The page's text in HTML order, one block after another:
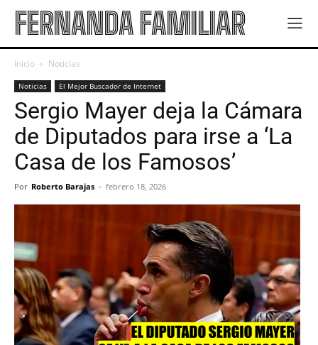
FERNANDA FAMILIAR
Inicio Noticias
Noticias El Mejor Buscador de Internet
Sergio Mayer deja la Cámara
de Diputados para irse a ‘La
Casa de los Famosos’
Por Roberto Barajas - febrero 18, 2026